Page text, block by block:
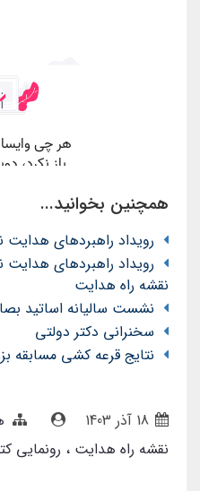
همچنین بخوانید...
رویداد راهبردهای
رویداد راهبردهای هدایت
نقشه راه هدایت
نشست سالیانه اساتید بصائر
سخنرانی دکتر دولتی
نتایج قرعه کشی مسابقه
نقشه راه هدایت
رونمایی